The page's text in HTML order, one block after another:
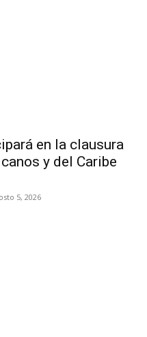
en la clausura
y del Caribe
5, 2026